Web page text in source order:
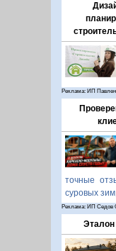
Реклама: ИП
точные
суровых
Реклама: ИП Седов
Эталон